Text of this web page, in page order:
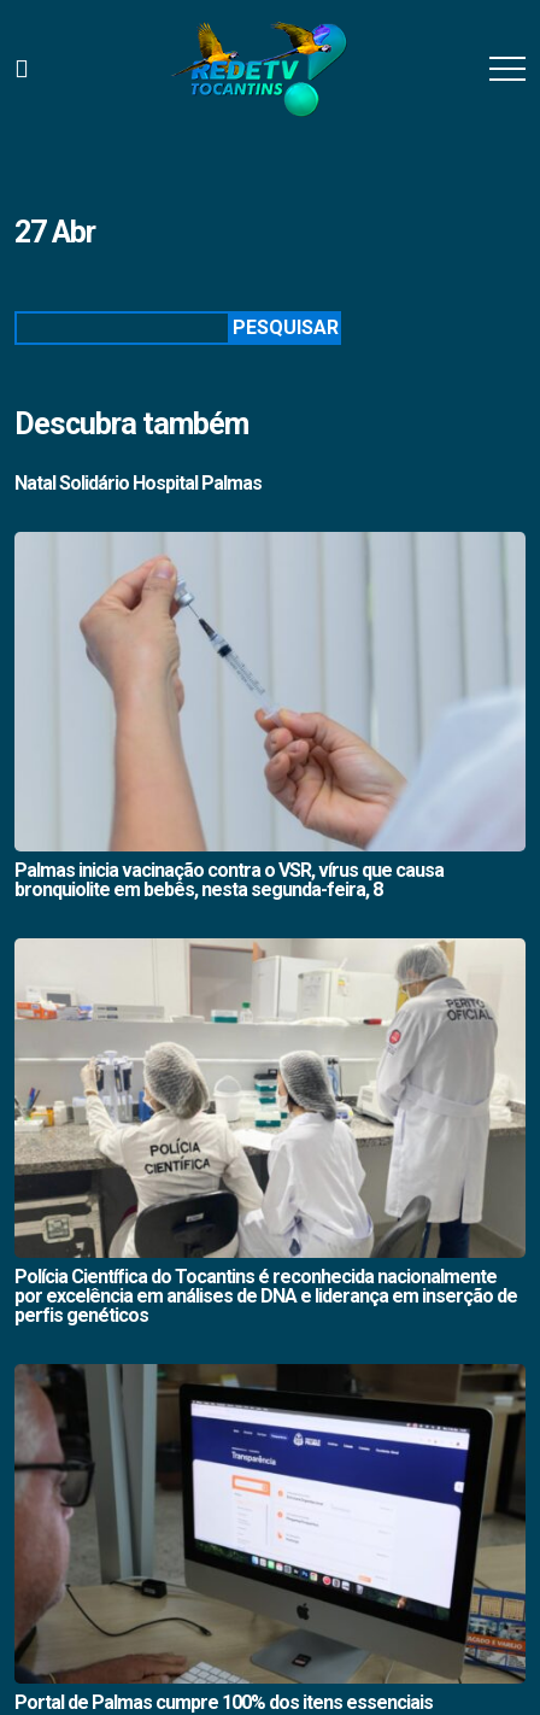
27 Abr
PESQUISAR
Descubra também
Natal Solidário Hospital Palmas
Palmas inicia vacinação contra o VSR, vírus que causa
bronquiolite em bebês, nesta segunda-feira, 8
Polícia Científica do Tocantins é reconhecida nacionalmente
por excelência em análises de DNA e liderança em inserção de
perfis genéticos
Portal de Palmas cumpre 100% dos itens essenciais